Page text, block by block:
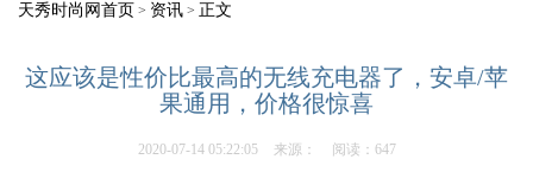
天秀时尚网首页 > 资讯 > 正文
这应该是性价比最高的无线充电器了，安卓/苹
果通用，价格很惊喜
2020-07-14 05:22:05 来源： 阅读：647